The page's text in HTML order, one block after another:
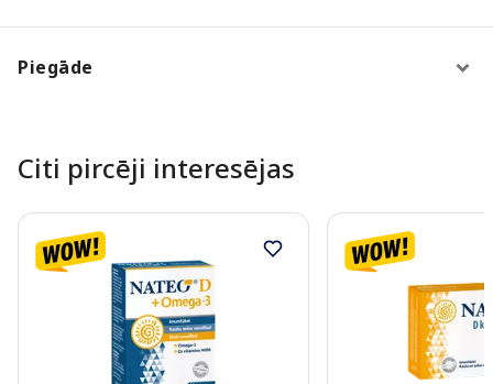
Piegāde
Citi pircēji interesējas